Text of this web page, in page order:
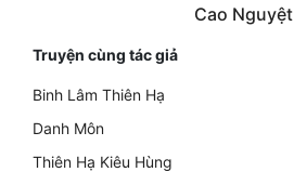
Cao Nguyệt
Truyện cùng tác giả
Binh Lâm Thiên Hạ
Danh Môn
Thiên Hạ Kiêu Hùng